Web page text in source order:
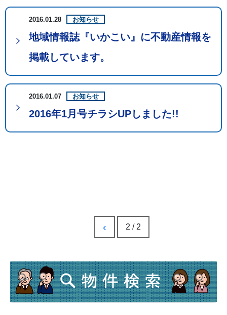
2016.01.28 お知らせ
地域情報誌『いかこい』に不動産情報を
掲載しています。
2016.01.07 お知らせ
2016年1月号チラシUPしました!!
‹ 2 / 2